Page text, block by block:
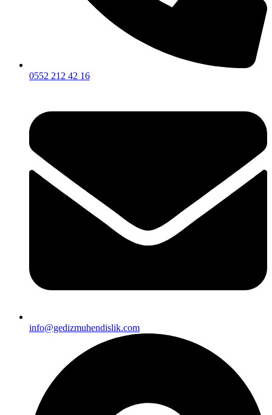
0552 212 42 16
info@gedizmuhendislik.com